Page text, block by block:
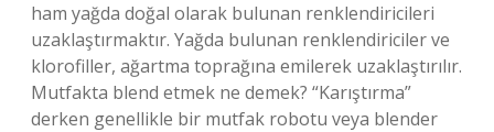
ham yağda doğal olarak bulunan renklendiricileri
uzaklaştırmaktır. Yağda bulunan renklendiriciler ve
klorofiller, ağartma toprağına emilerek uzaklaştırılır.
Mutfakta blend etmek ne demek? “Karıştırma”
derken genellikle bir mutfak robotu veya blender